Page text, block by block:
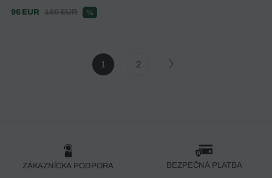
96 EUR
160 EUR %
1 2
ZÁKAZNÍCKA PODPORA BEZPEČNÁ PLATBA